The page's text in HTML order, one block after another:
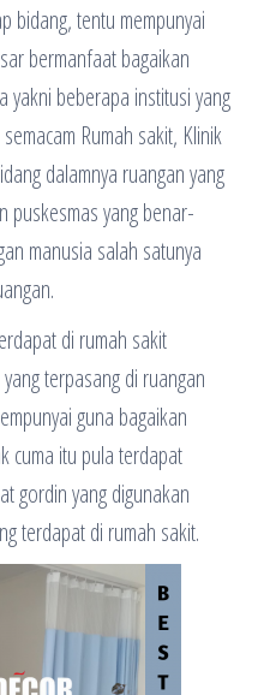
bidang, tentu mempunyai
bermanfaat bagaikan
yakni beberapa institusi yang
Rumah sakit, Klinik
dalamnya ruangan yang
puskesmas yang benar-
manusia salah satunya
di rumah sakit
terpasang di ruangan
guna bagaikan
cuma itu pula terdapat
gordin yang digunakan
terdapat di rumah sakit.